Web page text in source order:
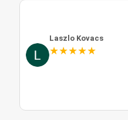
Laszlo Kovacs
★★★★★